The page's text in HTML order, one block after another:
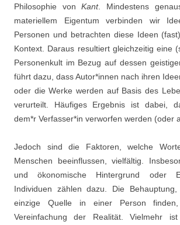
Philosophie vonKant. Mindestens
materiellem Eigentum verbinden wir
Personen und betrachten diese Ideen
Kontext. Daraus resultiert gleichzeitig eine
Personenkult im Bezug auf dessen
führt dazu, dass Autor*innen nach ihren
oder die Werke werden auf Basis des
verurteilt. Häufiges Ergebnis ist dabei,
dem*r Verfasser*in verworfen werden (oder
Jedoch sind die Faktoren, welche
Menschen beeinflussen, vielfältig.
und ökonomische Hintergrund oder
Individuen zählen dazu. Die
einzige Quelle in einer Person
Vereinfachung der Realität. Vielmehr